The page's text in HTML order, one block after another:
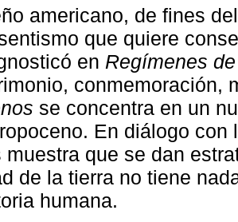
americano, de fines
que quiere
en Regímenes
conmemoración,
se concentra en un
En diálogo con
muestra que se dan
de la tierra no tiene
humana.